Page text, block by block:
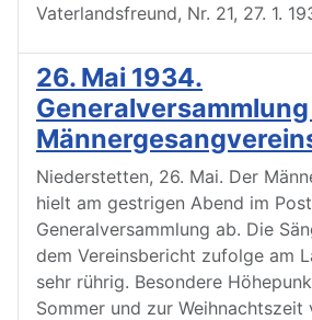
Vaterlandsfreund, Nr. 21, 27. 1.
26. Mai 1934.
Niederstetten, 26. Mai. Der
hielt am gestrigen Abend im
Generalversammlung ab. Die
dem Vereinsbericht zufolge am
sehr rührig. Besondere
Sommer und zur Weihnachtszeit